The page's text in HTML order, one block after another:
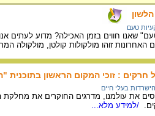
טעם
שאנו חווים בזמן האכילה? מדוע לעתים
האחרונות זוהו מולקולות קולטן, מולקולה
של חרקים : זוכי המקום הראשון
הישרדות בעלי חיים
את עולמנו, מדרגים החוקרים את מחלקת
/למידע מלא...